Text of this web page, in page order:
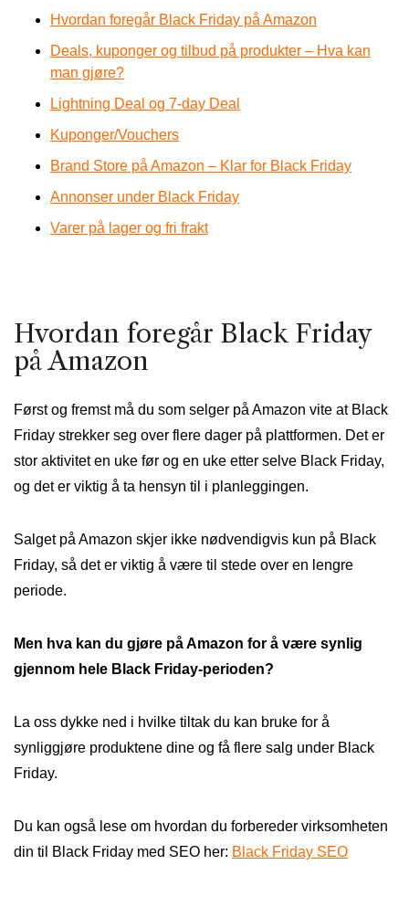
Hvordan foregår Black Friday på Amazon
Deals, kuponger og tilbud på produkter – Hva kan
man gjøre?
Lightning Deal og 7-day Deal
Kuponger/Vouchers
Brand Store på Amazon – Klar for Black Friday
Annonser under Black Friday
Varer på lager og fri frakt
Hvordan foregår Black Friday
på Amazon
Først og fremst må du som selger på Amazon vite at Black
Friday strekker seg over flere dager på plattformen. Det er
stor aktivitet en uke før og en uke etter selve Black Friday,
og det er viktig å ta hensyn til i planleggingen.
Salget på Amazon skjer ikke nødvendigvis kun på Black
Friday, så det er viktig å være til stede over en lengre
periode.
Men hva kan du gjøre på Amazon for å være synlig
gjennom hele Black Friday-perioden?
La oss dykke ned i hvilke tiltak du kan bruke for å
synliggjøre produktene dine og få flere salg under Black
Friday.
Du kan også lese om hvordan du forbereder virksomheten
din til Black Friday med SEO her: Black Friday SEO